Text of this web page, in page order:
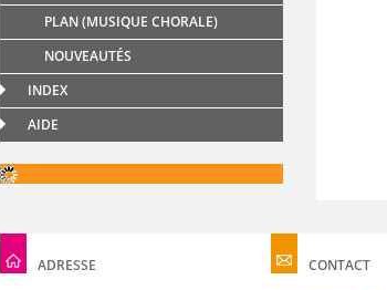
PLAN (MUSIQUE CHORALE)
NOUVEAUTÉS
INDEX
AIDE
ADRESSE
CONTACT